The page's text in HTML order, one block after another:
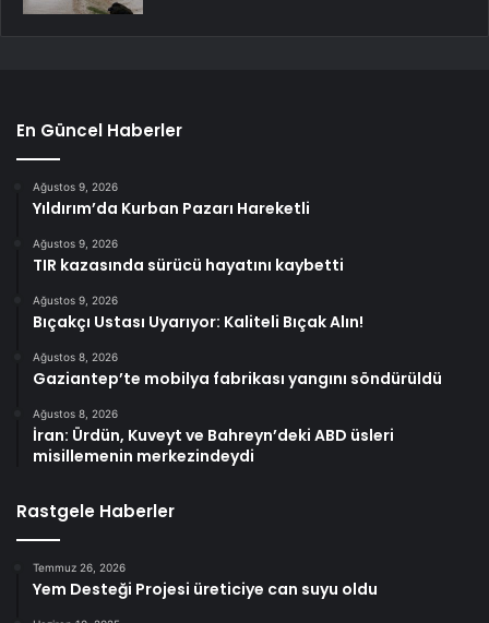
En Güncel Haberler
Ağustos 9, 2026
Yıldırım’da Kurban Pazarı Hareketli
Ağustos 9, 2026
TIR kazasında sürücü hayatını kaybetti
Ağustos 9, 2026
Bıçakçı Ustası Uyarıyor: Kaliteli Bıçak Alın!
Ağustos 8, 2026
Gaziantep’te mobilya fabrikası yangını söndürüldü
Ağustos 8, 2026
İran: Ürdün, Kuveyt ve Bahreyn’deki ABD üsleri
misillemenin merkezindeydi
Rastgele Haberler
Temmuz 26, 2026
Yem Desteği Projesi üreticiye can suyu oldu